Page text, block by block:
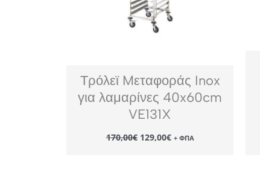
Τρόλεϊ Mεταφοράς Inox
για λαμαρίνες 40x60cm
VE131X
170,00€ Original
price
129,00€Η
τρέχουσα
+ ΦΠΑ